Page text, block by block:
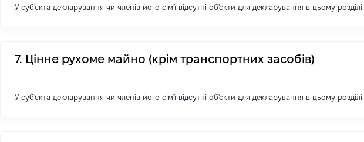
У суб'єкта декларування чи членів його сім'ї відсутні об'єкти для декларування в цьому розділі.
7. Цінне рухоме майно (крім транспортних засобів)
У суб'єкта декларування чи членів його сім'ї відсутні об'єкти для декларування в цьому розділі.